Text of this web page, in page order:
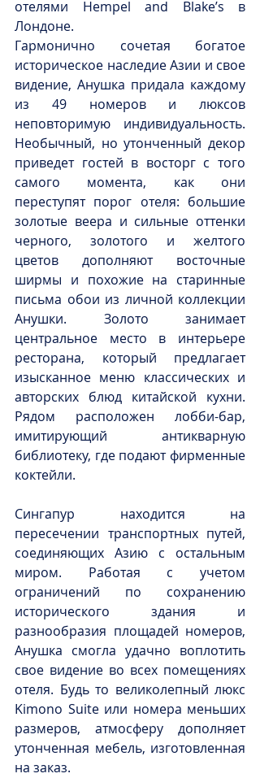
отелями Hempel and Blake’s в
Лондоне.
Гармонично сочетая богатое
историческое наследие Азии и свое
видение, Анушка придала каждому
из 49 номеров и люксов
неповторимую индивидуальность.
Необычный, но утонченный декор
приведет гостей в восторг с того
самого момента, как они
переступят порог отеля: большие
золотые веера и сильные оттенки
черного, золотого и желтого
цветов дополняют восточные
ширмы и похожие на старинные
письма обои из личной коллекции
Анушки. Золото занимает
центральное место в интерьере
ресторана, который предлагает
изысканное меню классических и
авторских блюд китайской кухни.
Рядом расположен лобби-бар,
имитирующий антикварную
библиотеку, где подают фирменные
коктейли.
Сингапур находится на
пересечении транспортных путей,
соединяющих Азию с остальным
миром. Работая с учетом
ограничений по сохранению
исторического здания и
разнообразия площадей номеров,
Анушка смогла удачно воплотить
свое видение во всех помещениях
отеля. Будь то великолепный люкс
Kimono Suite или номера меньших
размеров, атмосферу дополняет
утонченная мебель, изготовленная
на заказ.